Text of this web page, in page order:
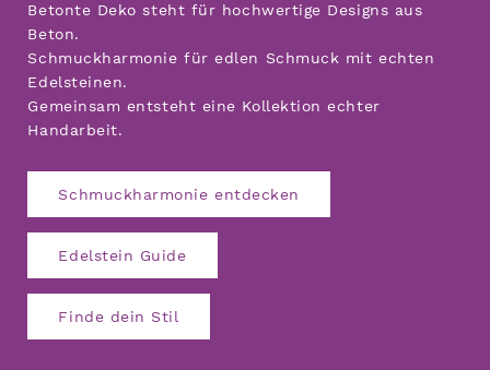
Betonte Deko steht für hochwertige Designs aus
Beton.
Schmuckharmonie für edlen Schmuck mit echten
Edelsteinen.
Gemeinsam entsteht eine Kollektion echter
Handarbeit.
Schmuckharmonie entdecken
Edelstein Guide
Finde dein Stil